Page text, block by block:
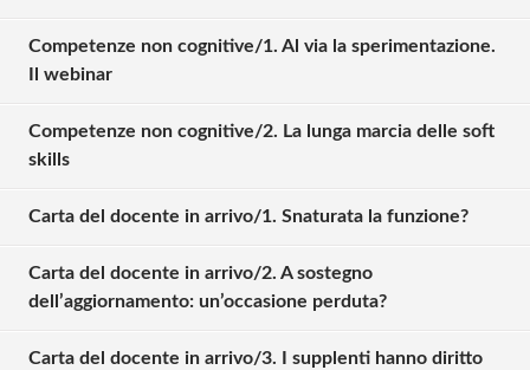
Competenze non cognitive/1. Al via la sperimentazione.
Il webinar
Competenze non cognitive/2. La lunga marcia delle soft
skills
Carta del docente in arrivo/1. Snaturata la funzione?
Carta del docente in arrivo/2. A sostegno
dell’aggiornamento: un’occasione perduta?
Carta del docente in arrivo/3. I supplenti hanno diritto